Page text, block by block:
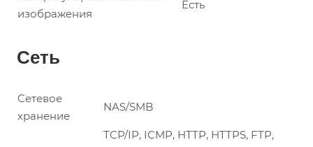
изображения
Есть
Сеть
Сетевое
хранение
NAS/SMB
TCP/IP, ICMP, HTTP, HTTPS, FTP,